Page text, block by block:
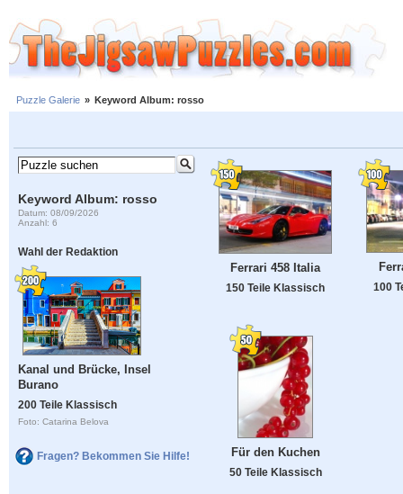
Puzzle Galerie » Keyword Album: rosso
Keyword Album: rosso
Datum: 08/09/2026
Anzahl: 6
Wahl der Redaktion
Kanal und Brücke, Insel
Burano
200 Teile Klassisch
Foto: Catarina Belova
Fragen? Bekommen Sie Hilfe!
Ferrari 458 Italia
150 Teile Klassisch 100
Für den Kuchen
50 Teile Klassisch